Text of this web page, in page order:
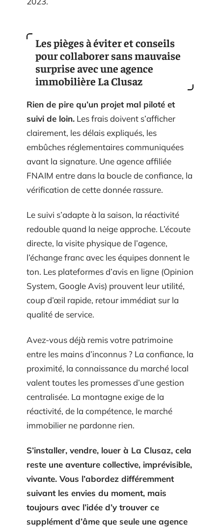
Les pièges à éviter et conseils
pour collaborer sans mauvaise
surprise avec une agence
immobilière La Clusaz
Rien de pire qu’un projet mal piloté et
suivi de loin. Les frais doivent s’afficher
clairement, les délais expliqués, les
embûches réglementaires communiquées
avant la signature. Une agence affiliée
FNAIM entre dans la boucle de confiance, la
vérification de cette donnée rassure.
Le suivi s’adapte à la saison, la réactivité
redouble quand la neige approche. L’écoute
directe, la visite physique de l’agence,
l’échange franc avec les équipes donnent le
ton. Les plateformes d’avis en ligne (Opinion
System, Google Avis) prouvent leur utilité,
coup d’œil rapide, retour immédiat sur la
qualité de service.
Avez-vous déjà remis votre patrimoine
entre les mains d’inconnus ? La confiance, la
proximité, la connaissance du marché local
valent toutes les promesses d’une gestion
centralisée. La montagne exige de la
réactivité, de la compétence, le marché
immobilier ne pardonne rien.
S’installer, vendre, louer à La Clusaz, cela
reste une aventure collective, imprévisible,
vivante. Vous l’abordez différemment
suivant les envies du moment, mais
toujours avec l’idée d’y trouver ce
supplément d’âme que seule une agence